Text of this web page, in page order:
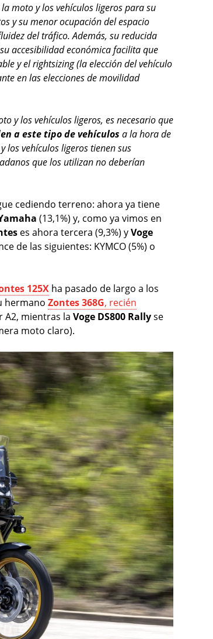
moto y los vehículos ligeros para su
y su menor ocupación del espacio
del tráfico. Además, su reducida
accesibilidad económica facilita que
y el rightsizing (la elección del vehículo
en las elecciones de movilidad
y los vehículos ligeros, es necesario que
a este tipo de vehículos a la hora de
los vehículos ligeros tienen sus
que los utilizan no deberían
cediendo terreno: ahora ya tiene
(13,1%) y, como ya vimos en
es ahora tercera (9,3%) yVoge
de las siguientes: KYMCO (5%) o
125X ha pasado de largo a los
hermano Zontes 368G, recién
A2, mientras la Voge DS800 Rallyse
moto claro).